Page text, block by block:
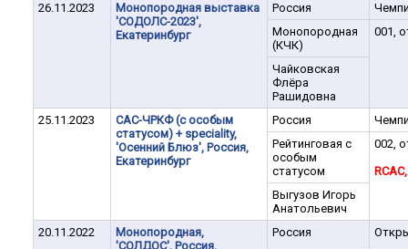
26.11.2023
Монопородная выставка
'СОДОЛС-2023',
Екатеринбург
Россия
Монопородная
(КЧК)
001,
Чайковская
Флёра
Рашидовна
25.11.2023
САС-ЧРКФ (с оcобым
статусом) + speciality,
'Осенний Блюз', Россия,
Екатеринбург
Россия
Рейтинговая с
особым
статусом
002,
Выгузов Игорь
Анатольевич
20.11.2022
Монопородная,
'СОЛДОС', Россия,
Россия